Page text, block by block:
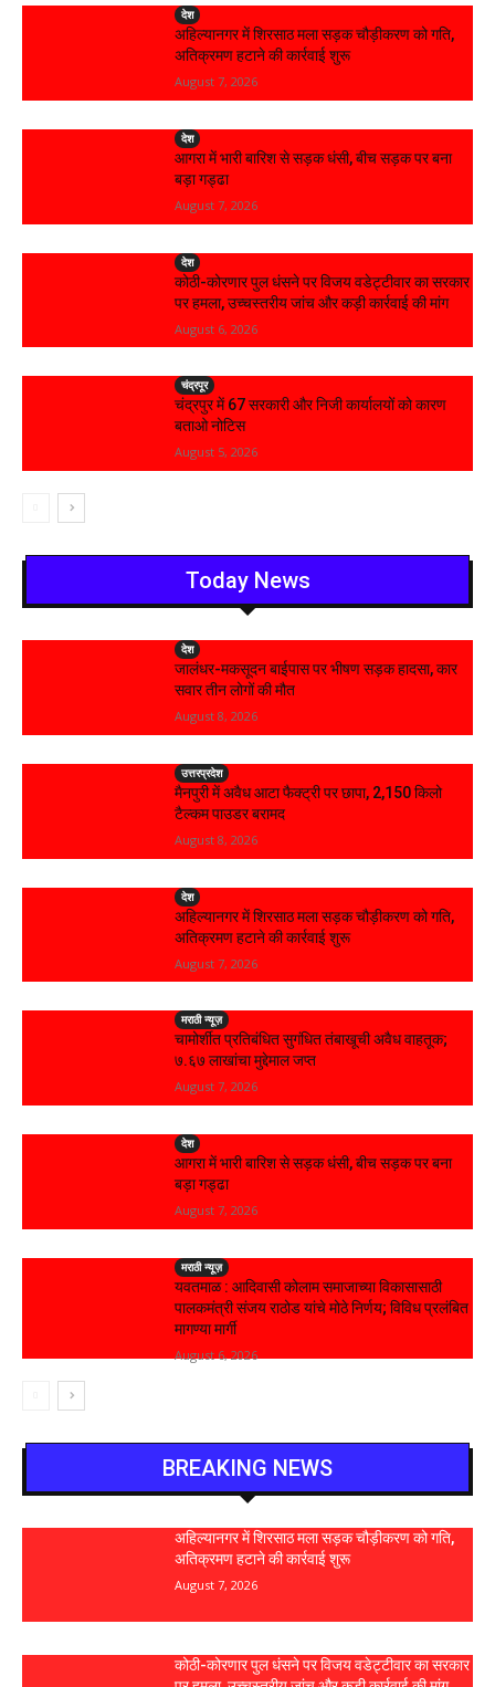
देश
अहिल्यानगर में शिरसाठ मला सड़क चौड़ीकरण को गति,
अतिक्रमण हटाने की कार्रवाई शुरू
August 7, 2026
देश
आगरा में भारी बारिश से सड़क धंसी, बीच सड़क पर बना
बड़ा गड्ढा
August 7, 2026
देश
कोठी-कोरणार पुल धंसने पर विजय वडेट्टीवार का सरकार
पर हमला, उच्चस्तरीय जांच और कड़ी कार्रवाई की मांग
August 6, 2026
चंद्रपूर
चंद्रपुर में 67 सरकारी और निजी कार्यालयों को कारण
बताओ नोटिस
August 5, 2026
Today News
देश
जालंधर-मकसूदन बाईपास पर भीषण सड़क हादसा, कार
सवार तीन लोगों की मौत
August 8, 2026
उत्तरप्रदेश
मैनपुरी में अवैध आटा फैक्ट्री पर छापा, 2,150 किलो
टैल्कम पाउडर बरामद
August 8, 2026
देश
अहिल्यानगर में शिरसाठ मला सड़क चौड़ीकरण को गति,
अतिक्रमण हटाने की कार्रवाई शुरू
August 7, 2026
मराठी न्यूज़
चामोर्शीत प्रतिबंधित सुगंधित तंबाखूची अवैध वाहतूक;
₹७.६७ लाखांचा मुद्देमाल जप्त
August 7, 2026
देश
आगरा में भारी बारिश से सड़क धंसी, बीच सड़क पर बना
बड़ा गड्ढा
August 7, 2026
मराठी न्यूज़
यवतमाळ : आदिवासी कोलाम समाजाच्या विकासासाठी
पालकमंत्री संजय राठोड यांचे मोठे निर्णय; विविध प्रलंबित
मागण्या मार्गी
August 6, 2026
BREAKING NEWS
अहिल्यानगर में शिरसाठ मला सड़क चौड़ीकरण को गति,
अतिक्रमण हटाने की कार्रवाई शुरू
August 7, 2026
कोठी-कोरणार पुल धंसने पर विजय वडेट्टीवार का सरकार